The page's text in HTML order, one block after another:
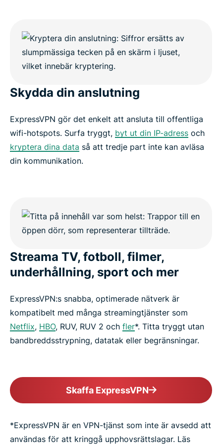
Skydda din anslutning
ExpressVPN gör det enkelt att ansluta till offentliga
wifi-hotspots. Surfa tryggt, byt ut din IP-adress och
kryptera dina data så att tredje part inte kan avläsa
din kommunikation.
Streama TV, fotboll, filmer,
underhållning, sport och mer
ExpressVPN:s snabba, optimerade nätverk är
kompatibelt med många streamingtjänster som
Netflix, HBO, RUV, RUV 2 och fler*. Titta tryggt utan
bandbreddsstrypning, datatak eller begränsningar.
Skaffa ExpressVPN
*ExpressVPN är en VPN-tjänst som inte är avsedd att
användas för att kringgå upphovsrättslagar. Läs